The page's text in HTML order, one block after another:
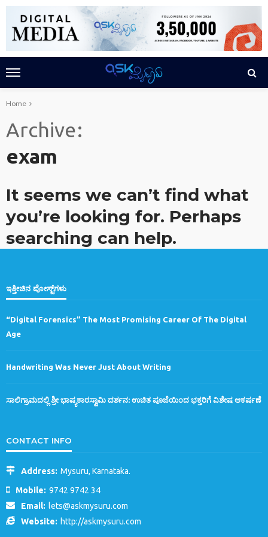
Home
Archive
exam
It seems we can’t find what
you’re looking for. Perhaps
searching can help.
ಇತ್ತೀಚಿನ ಪೋಸ್ಟ್‌ಗಳು
“Digital Forensics” The Most Promising Career Of The Digital
Age
Handwriting Was Never Just About Writing
ಸಾಲಿಗ್ರಾಮದಲ್ಲಿ ಶ್ರೀ ಭಾಷ್ಯಕಾರಸ್ವಾಮಿ ದರ್ಶನ: ಉಚಿತ ಪೂಜೆಯಿಂದ ಭಕ್ತರಿಗೆ ವಿಶೇಷ ಆಕರ್ಷಣೆ
CONTACT INFO
Address: Mysuru, Karnataka.
Mobile: 9742 9742 34
Email: lets@askmysuru.com
Website: http://askmysuru.com